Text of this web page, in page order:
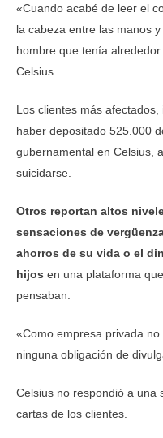
«Cuando acabé de leer el
la cabeza entre las manos
hombre que tenía
Celsius.
Los clientes más
haber depositado 525.000
gubernamental en Celsius,
suicidarse.
Otros reportan altos
sensaciones de
ahorros de su vida o el
hijos en una plataforma
pensaban.
«Como empresa privada
ninguna obligación de
Celsius no respondió a una
cartas de los clientes.